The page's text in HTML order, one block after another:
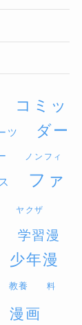
コミッ
ツ
ダー
ノンフィ
ファ
ヤクザ
学習漫
少年漫
教養 料
漫画